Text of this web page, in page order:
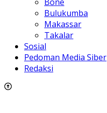
Bulukumba
Makassar
Takalar
Sosial
Pedoman Media Siber
Redaksi